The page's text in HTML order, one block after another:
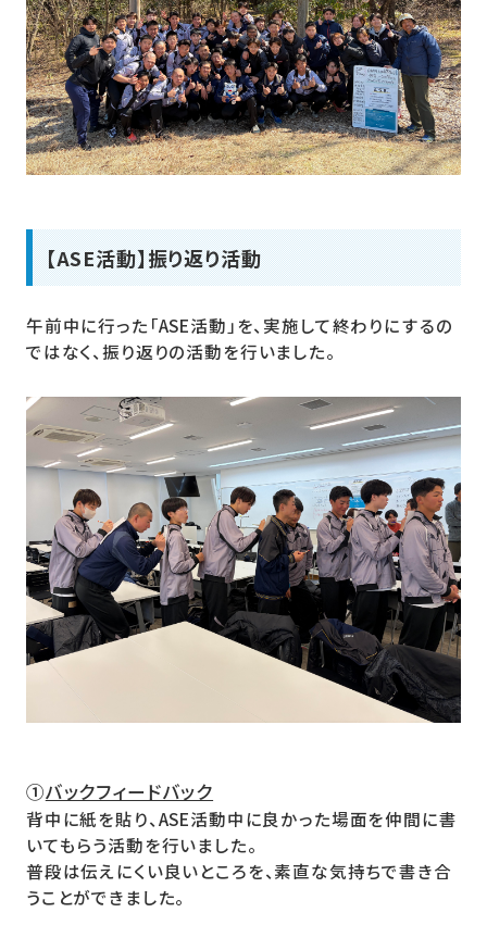
【ASE活動】振り返り活動
午前中に行った「ASE活動」を、実施して終わりにするの
ではなく、振り返りの活動を行いました。
①バックフィードバック
背中に紙を貼り、ASE活動中に良かった場面を仲間に書
いてもらう活動を行いました。
普段は伝えにくい良いところを、素直な気持ちで書き合
うことができました。